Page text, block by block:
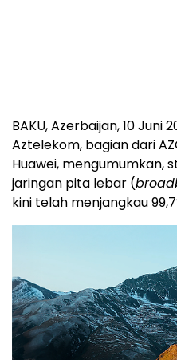
BAKU, Azerbaijan,10 Juni
Aztelekom, bagian dari
Huawei, mengumumkan,
jaringan pita lebar (
kini telah menjangkau